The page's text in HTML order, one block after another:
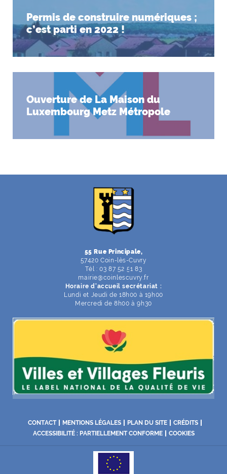
Permis de construire numériques ;
c’est parti en 2022 !
Ouverture de La Maison du
Luxembourg Metz Métropole
55 Rue Principale,
57420 Coin-lès-Cuvry
Tél : 03 87 52 51 83
mairie@coinlescuvry.fr
Horaire d'accueil secrétariat :
Lundi et Jeudi de 18h00 à 19h00
Mercredi de 8h00 à 9h30
CONTACT MENTIONS LÉGALES PLAN DU SITE
CRÉDITS
ACCESSIBILITÉ : PARTIELLEMENT CONFORME
COOKIES